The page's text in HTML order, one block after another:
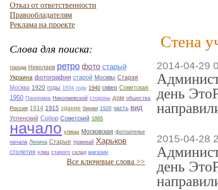
Отказ от ответственности
Правообладателям
Реклама на проекте
Слова для поиска:
города Николаев ретро фото старый
Украина фотография старой Москвы Старая
Москва 1920 годы 1934 году 1940 сквер Советская
1950 Панорама Николаевской стороны дом общества
Россия 1914 1915 здание биржи 1928 часть вид
Успенский Собор Советский 1885
начало улицы Московская фотоателье
начала Ленина Старые трамвай Харьков
столетия улиц старого склад магазин
Все ключевые слова >>
Стена
2014-04-29
день
2015-04-28
день